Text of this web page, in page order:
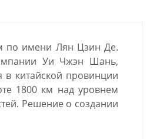
по имени Лян Цзин Де.
Уи Чжэн Шань,
китайской провинции
1800 км над уровнем
Решение о создании